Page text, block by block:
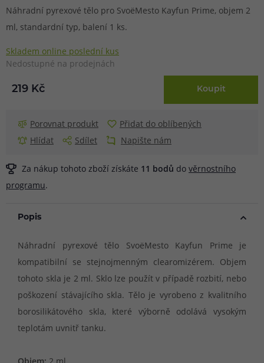
Náhradní pyrexové tělo pro SvoëMesto Kayfun Prime, objem 2
ml, standardní typ, balení 1 ks.
Skladem online poslední kus
Nedostupné na prodejnách
219 Kč Koupit
Porovnat produkt
Přidat do oblíbených
Hlídat
Sdílet Napište nám
Za nákup tohoto zboží získáte 11 bodů do věrnostního
programu.
Popis
Náhradní pyrexové tělo SvoëMesto Kayfun Prime je
kompatibilní se stejnojmenným clearomizérem. Objem
tohoto skla je 2 ml. Sklo lze použít v případě rozbití, nebo
poškození stávajícího skla. Tělo je vyrobeno z kvalitního
borosilikátového skla, které výborně odolává vysokým
teplotám uvnitř tanku.